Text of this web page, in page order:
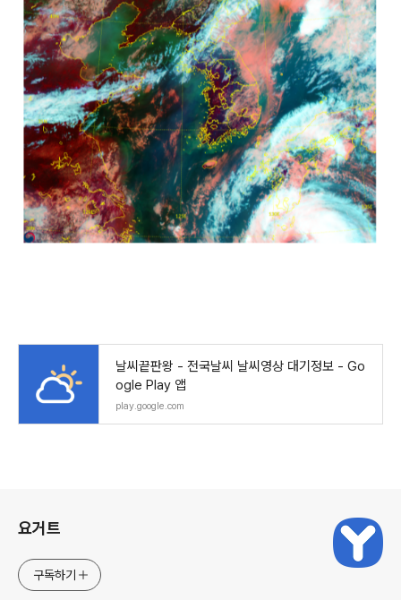
날씨끝판왕 - 전국날씨 날씨영상 대기정보 - Go
ogle Play 앱
play.google.com
요거트
구독하기